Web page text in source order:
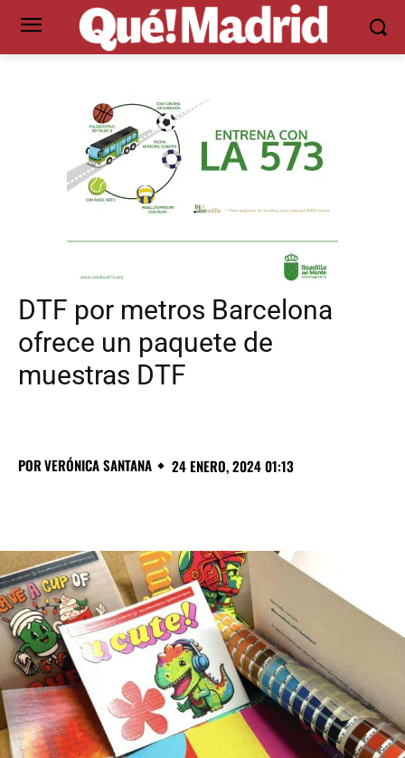
DTF por metros Barcelona
ofrece un paquete de
muestras DTF
PORVERÓNICA SANTANA 24 ENERO, 2024 01:13